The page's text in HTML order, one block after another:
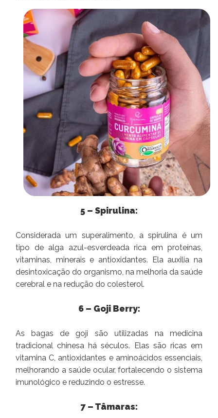
5 – Spirulina:
Considerada um superalimento, a spirulina é um
tipo de alga azul-esverdeada rica em proteínas,
vitaminas, minerais e antioxidantes. Ela auxilia na
desintoxicação do organismo, na melhoria da saúde
cerebral e na redução do colesterol.
6 – Goji Berry:
As bagas de goji são utilizadas na medicina
tradicional chinesa há séculos. Elas são ricas em
vitamina C, antioxidantes e aminoácidos essenciais,
melhorando a saúde ocular, fortalecendo o sistema
imunológico e reduzindo o estresse.
7 – Tâmaras: